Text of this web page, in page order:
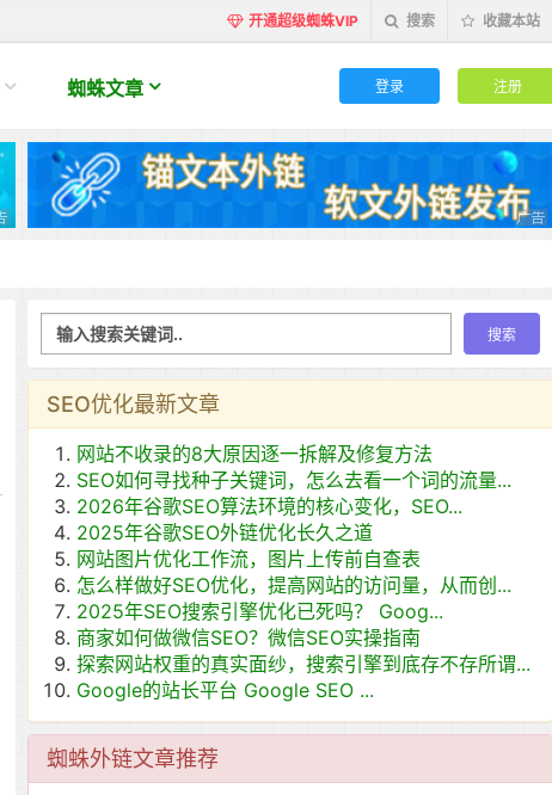
开通超级蜘蛛VIP 搜索 收藏本站
蜘蛛文章 登录 注册
SEO优化最新文章
网站不收录的8大原因逐一拆解及修复方法
SEO如何寻找种子关键词，怎么去看一个词的流量...
2026年谷歌SEO算法环境的核心变化，SEO...
2025年谷歌SEO外链优化长久之道
网站图片优化工作流，图片上传前自查表
怎么样做好SEO优化，提高网站的访问量，从而创...
2025年SEO搜索引擎优化已死吗？ Goog...
商家如何做微信SEO？微信SEO实操指南
探索网站权重的真实面纱，搜索引擎到底存不存所谓...
Google的站长平台 Google SEO ...
蜘蛛外链文章推荐